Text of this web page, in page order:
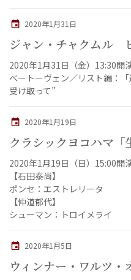
2020年1月31日
ジャン・チャクムル
2020年1月31日（金）13:30
ベートーヴェン／リスト編：
受け取って”
2020年1月19日
クラシックヨコハマ「
2020年1月19日（日）15:00
【石田泰尚】
ポンセ：エストレリータ
【仲道郁代】
シューマン：トロイメライ
2020年1月5日
ウィンナー・ワルツ・